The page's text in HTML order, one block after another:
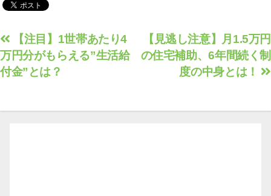
料会員限定】
投
稿
ナ
ゲ
【見逃し注意】月1.5万円
の住宅補助、6年間続く制
度の中身とは！
【注目】1世帯あたり4
万円分がもらえる”生活給
付金”とは？